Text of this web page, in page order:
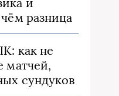
разница
как не
матчей,
сундуков